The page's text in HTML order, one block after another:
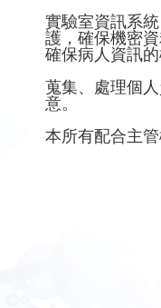
實驗室資訊系
護，確保機密資
確保病人資訊的
蒐集、處理個
意。
本所有配合主管